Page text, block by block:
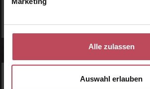
Alle zulassen
Auswahl erlauben
WERDE TEIL DER LOOK BEAUTIFUL-